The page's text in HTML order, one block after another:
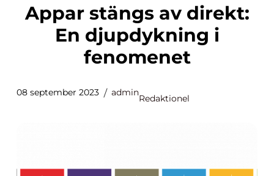
Appar stängs av direkt:
En djupdykning i
fenomenet
08 september 2023 admin
Redaktionel